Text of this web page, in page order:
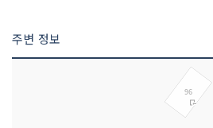
담다헌은 경기
께서 설립하신
년 10월 23일
것이 많은 곳,
(떡케이크)를
주 만들기, 장
주변 정보